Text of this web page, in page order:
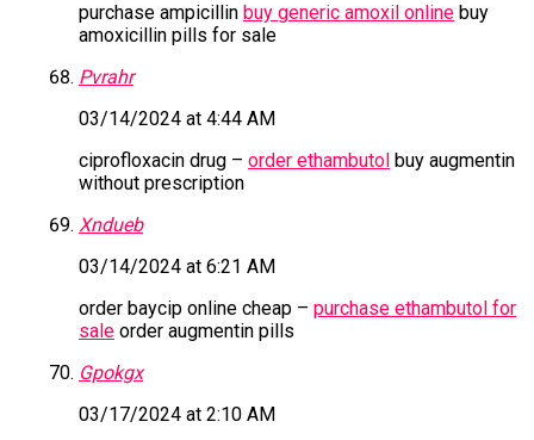
purchase ampicillin buy generic amoxil onlinebuy
amoxicillin pills for sale
Pvrahr
03/14/2024 at 4:44 AM
ciprofloxacin drug – order ethambutolbuy augmentin
without prescription
Xndueb
03/14/2024 at 6:21 AM
order baycip online cheap – purchase ethambutol for
saleorder augmentin pills
Gpokgx
03/17/2024 at 2:10 AM